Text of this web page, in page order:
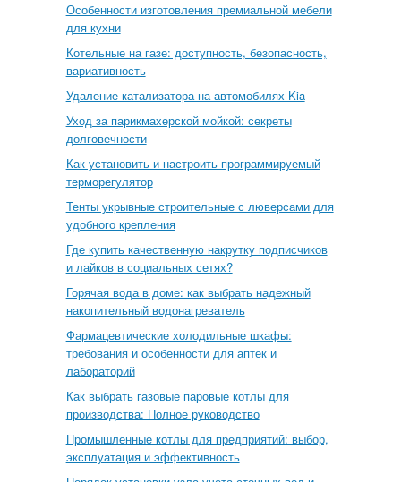
Особенности изготовления премиальной мебели
для кухни
Котельные на газе: доступность, безопасность,
вариативность
Удаление катализатора на автомобилях Kia
Уход за парикмахерской мойкой: секреты
долговечности
Как установить и настроить программируемый
терморегулятор
Тенты укрывные строительные с люверсами для
удобного крепления
Где купить качественную накрутку подписчиков
и лайков в социальных сетях?
Горячая вода в доме: как выбрать надежный
накопительный водонагреватель
Фармацевтические холодильные шкафы:
требования и особенности для аптек и
лабораторий
Как выбрать газовые паровые котлы для
производства: Полное руководство
Промышленные котлы для предприятий: выбор,
эксплуатация и эффективность